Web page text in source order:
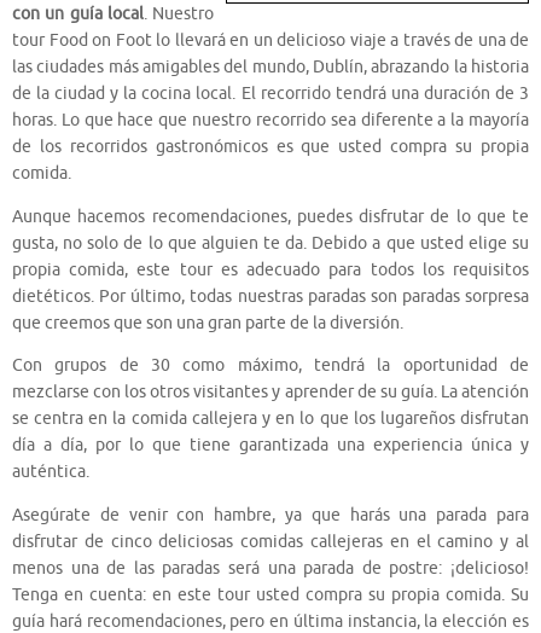
con un guía local. Nuestro
tour Food on Foot lo llevará en un delicioso viaje a través de una de
las ciudades más amigables del mundo, Dublín, abrazando la historia
de la ciudad y la cocina local. El recorrido tendrá una duración de 3
horas. Lo que hace que nuestro recorrido sea diferente a la mayoría
de los recorridos gastronómicos es que usted compra su propia
comida.
Aunque hacemos recomendaciones, puedes disfrutar de lo que te
gusta, no solo de lo que alguien te da. Debido a que usted elige su
propia comida, este tour es adecuado para todos los requisitos
dietéticos. Por último, todas nuestras paradas son paradas sorpresa
que creemos que son una gran parte de la diversión.
Con grupos de 30 como máximo, tendrá la oportunidad de
mezclarse con los otros visitantes y aprender de su guía. La atención
se centra en la comida callejera y en lo que los lugareños disfrutan
día a día, por lo que tiene garantizada una experiencia única y
auténtica.
Asegúrate de venir con hambre, ya que harás una parada para
disfrutar de cinco deliciosas comidas callejeras en el camino y al
menos una de las paradas será una parada de postre: ¡delicioso!
Tenga en cuenta: en este tour usted compra su propia comida. Su
guía hará recomendaciones, pero en última instancia, la elección es